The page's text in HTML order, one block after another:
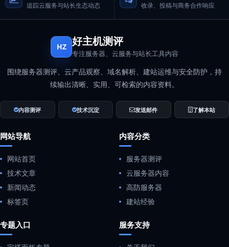
追踪云服务与站长生态动态 收录、投稿与商务合作响应
HZ 好主机测评
专注服务器、云服务与站长工具内容
围绕服务器测评、云产品观察、域名解析、建站运维与安全防护，持
续输出清晰、实用、可检索的内容资料。
内容测评 技术沉淀 发送邮件 了解本站
网站导航
网站首页
技术文章
新闻动态
标签页
内容分类
服务器测评
云服务器内容
高防服务器
建站经验
专题入口 服务支持